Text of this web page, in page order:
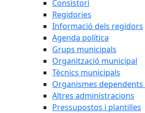
Consistori
Regidories
Informació dels regidors
Agenda política
Grups municipals
Organització municipal
Tècnics municipals
Organismes
Altres administracions
Pressupostos i plantilles